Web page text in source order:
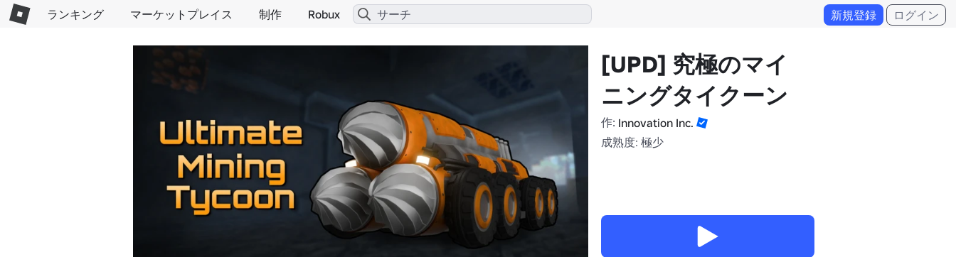
ランキング マーケットプレイス 制作 Robux 新規登録 ログイン
[UPD] 究極のマイ
ニングタイクーン
作: Innovation Inc.
成熟度: 極少